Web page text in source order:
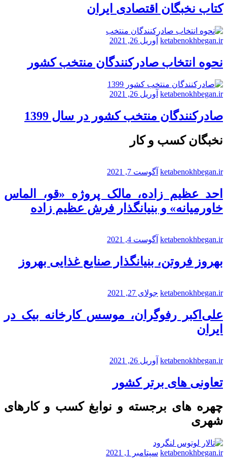
کتاب نخبگان اقتصادی ایران
ketabenokhbegan.ir آوریل 26, 2021
نحوه انتخاب صادرکنندگان منتخب کشور
ketabenokhbegan.ir آوریل 26, 2021
صادرکنندگان منتخب کشور در سال 1399
نخبگان کسب و کار
ketabenokhbegan.ir آگوست 7, 2021
احد عظیم زاده، مالک پروژه «قو، الماس
خاورمیانه» و بنیانگذار فرش عظیم زاده
ketabenokhbegan.ir آگوست 4, 2021
بهروز فروتن، بنیانگذار صنایع غذایی بهروز
ketabenokhbegan.ir جولای 27, 2021
علی‌اکبر رفوگران، موسس کارخانه بیک در
ایران
ketabenokhbegan.ir آوریل 26, 2021
تعاونی های برتر کشور
چهره های برجسته و نوابغ کسب و کارهای
شهری
ketabenokhbegan.ir سپتامبر 1, 2021